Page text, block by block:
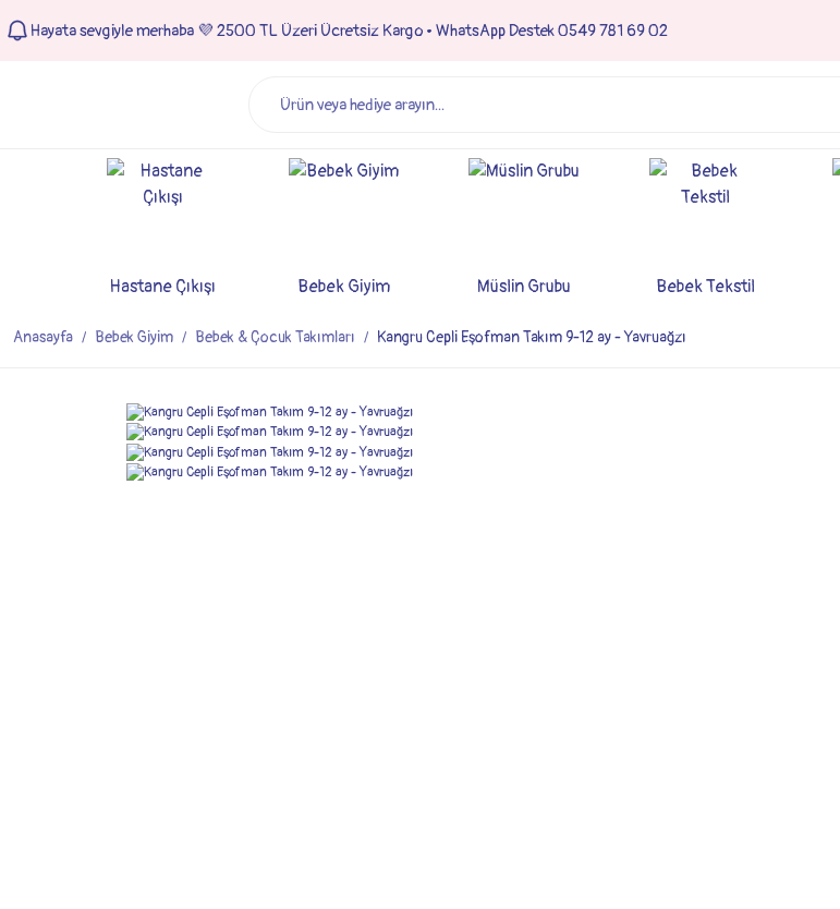
Hayata sevgiyle merhaba 💜 2500 TL Üzeri Ücretsiz Kargo • WhatsApp Destek 0549 781 69 02
Hastane Çıkışı Bebek Giyim Müslin Grubu Bebek Tekstil
Anasayfa Bebek Giyim Bebek & Çocuk Takımları Kangru Cepli Eşofman Takım 9-12 ay - Yavruağzı